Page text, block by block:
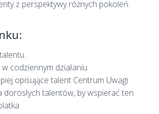
z perspektywy różnych pokoleń.
w codziennym działaniu.
opisujące talent Centrum Uwagi
dorosłych talentów, by wspierać ten